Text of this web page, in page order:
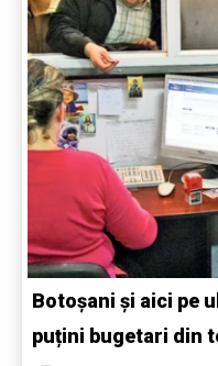
Botoșani și aici pe
puțini bugetari din